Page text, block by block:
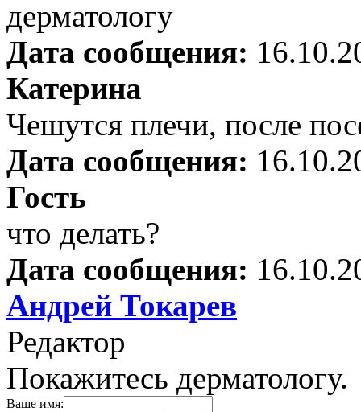
дерматологу
Дата сообщения:
Катерина
Чешутся плечи, после
Дата сообщения:
Гость
что делать?
Дата сообщения:
Андрей Токарев
Редактор
Покажитесь дерматологу.
Ваше имя: